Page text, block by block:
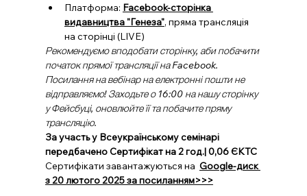
Платформа: Facebook-сторінка
видавництва "Генеза", пряма трансляція
на сторінці (LIVE)
Рекомендуємо вподобати сторінку, аби побачити
початок прямої трансляції на Facebook.
Посилання на вебінар на електронні пошти не
відправляємо! Заходьте о 16:00 на нашу сторінку
у Фейсбуці, оновлюйте її та побачите пряму
трансляцію.
За участь у Всеукраїнському семінарі
передбачено Сертифікат на 2 год.| 0,06 ЄКТС
Сертифікати завантажуються на Google-диск
з 20 лютого 2025 за посиланням>>>